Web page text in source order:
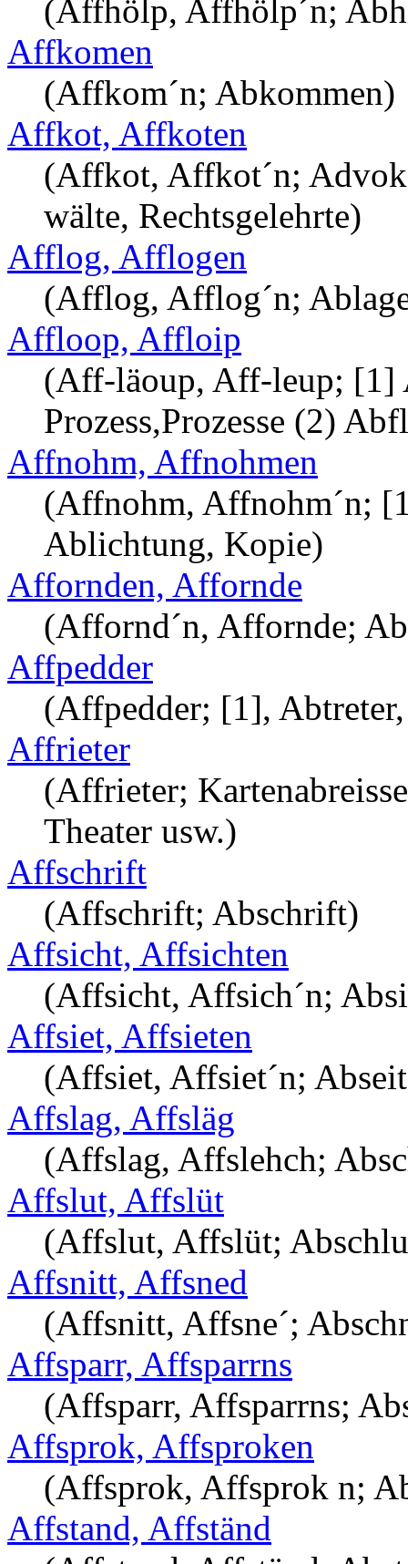
(Affhölp, Affhölp´n;
Affkomen
(Affkom´n; Abkommen)
Affkot, Affkoten
(Affkot, Affkot´n;
wälte, Rechtsgelehrte)
Afflog, Afflogen
(Afflog, Afflog´n;
Affloop, Affloip
(Aff-läoup, Aff-leup; [1]
Prozess,Prozesse (2)
Affnohm, Affnohmen
(Affnohm, Affnohm´n;
Ablichtung, Kopie)
Affornden, Affornde
(Affornd´n, Affornde;
Affpedder
(Affpedder; [1],
Affrieter
(Affrieter;
Theater usw.)
Affschrift
(Affschrift; Abschrift)
Affsicht, Affsichten
(Affsicht, Affsich´n;
Affsiet, Affsieten
(Affsiet, Affsiet´n;
Affslag, Affsläg
(Affslag, Affslehch;
Affslut, Affslüt
(Affslut, Affslüt;
Affsnitt, Affsned
(Affsnitt, Affsne´;
Affsparr, Affsparrns
(Affsparr, Affsparrns;
Affsprok, Affsproken
(Affsprok, Affsprok n;
Affstand, Affständ